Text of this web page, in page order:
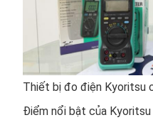
Thiết bị đo điện Kyoritsu
Điểm nổi bật của